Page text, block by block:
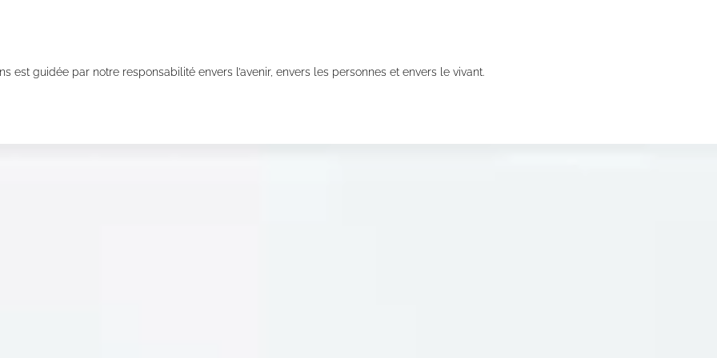
est guidée par notre responsabilité envers l’avenir, envers les personnes et envers le vivant.